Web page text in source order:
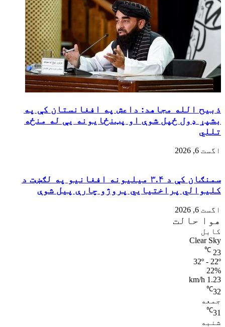
ذبیح الله مجاهد: داعش په افغانستان کې په
بشپړ ډول ځپل شوې او پټنځایونه یې له منځه
تللي
اگست 6, 2026
سمنګان کې د ۳.۴ میلیونه افغانیو په لګښت د
کلیوالي پراختیايي پروژو چارې پیل شوې
اگست 6, 2026
هوا حالت
کابل
Clear Sky
23
℃
32º - 22º
22%
1.23 km/h
32
℃
جمعه
31
℃
شنبه